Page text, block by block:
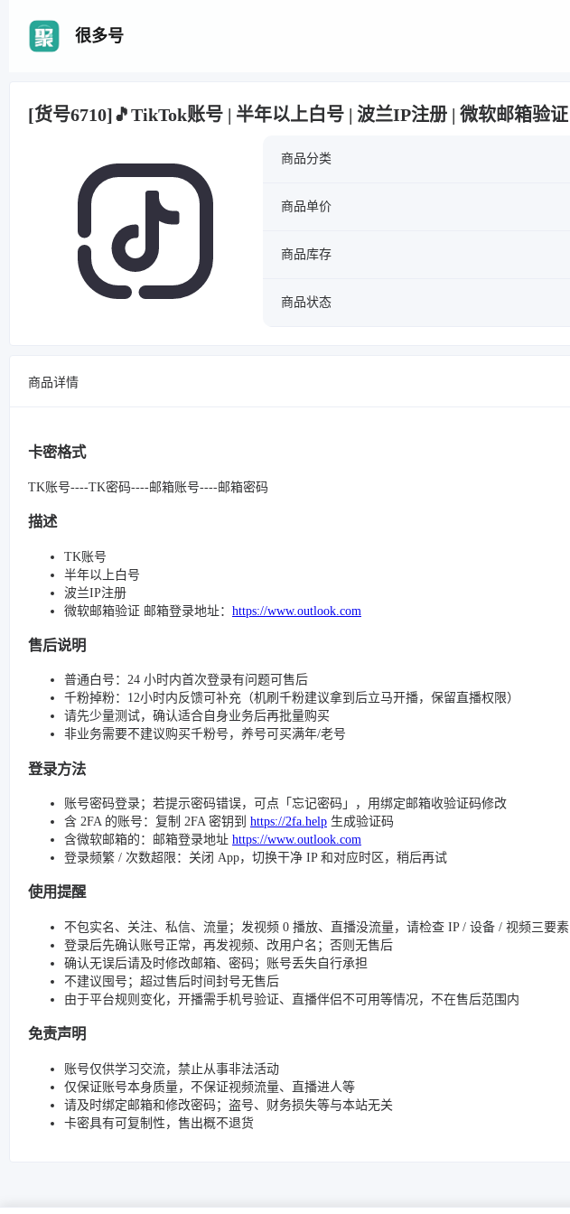
很多号
[货号6710]🎵TikTok账号 | 半年以上白号 | 波兰IP注册 | 微软邮箱验证
商品分类
商品单价
商品库存
商品状态
商品详情
卡密格式
TK账号----TK密码----邮箱账号----邮箱密码
描述
TK账号
半年以上白号
波兰IP注册
微软邮箱验证 邮箱登录地址： https://www.outlook.com
售后说明
普通白号：24 小时内首次登录有问题可售后
千粉掉粉：12小时内反馈可补充（机刷千粉建议拿到后立马开播，保留直播权限）
请先少量测试，确认适合自身业务后再批量购买
非业务需要不建议购买千粉号，养号可买满年/老号
登录方法
账号密码登录；若提示密码错误，可点「忘记密码」，用绑定邮箱收验证码修改
含 2FA 的账号：复制 2FA 密钥到 https://2fa.help 生成验证码
含微软邮箱的：邮箱登录地址 https://www.outlook.com
登录频繁 / 次数超限：关闭 App，切换干净 IP 和对应时区，稍后再试
使用提醒
不包实名、关注、私信、流量；发视频 0 播放、直播没流量，请检查 IP / 设备 / 视频三要素
登录后先确认账号正常，再发视频、改用户名；否则无售后
确认无误后请及时修改邮箱、密码；账号丢失自行承担
不建议囤号；超过售后时间封号无售后
由于平台规则变化，开播需手机号验证、直播伴侣不可用等情况，不在售后范围内
免责声明
账号仅供学习交流，禁止从事非法活动
仅保证账号本身质量，不保证视频流量、直播进人等
请及时绑定邮箱和修改密码；盗号、财务损失等与本站无关
卡密具有可复制性，售出概不退货